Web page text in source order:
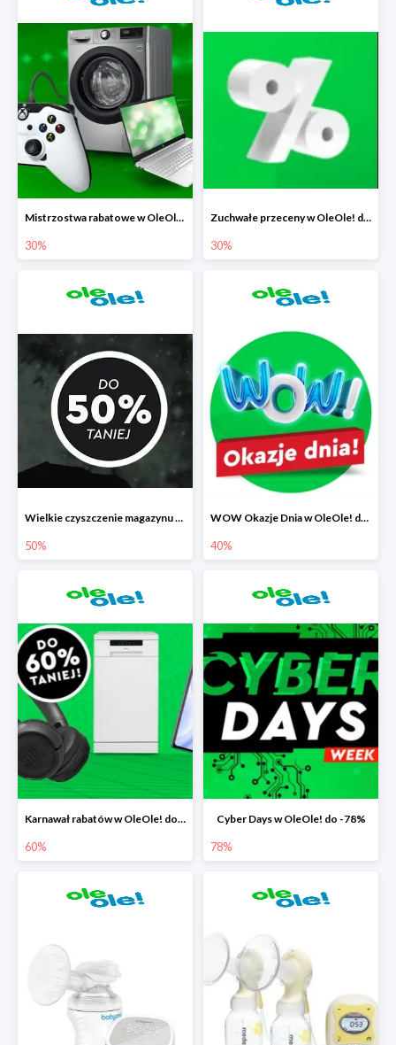
Mistrzostwa rabatowe w OleOle! do -30%
30%
Zuchwałe przeceny w OleOle! do -30%
30%
Wielkie czyszczenie magazynu w OleOle! do -50%
50%
WOW Okazje Dnia w OleOle! do -40%
40%
Karnawał rabatów w OleOle! do -60%
60%
Cyber Days w OleOle! do -78%
78%